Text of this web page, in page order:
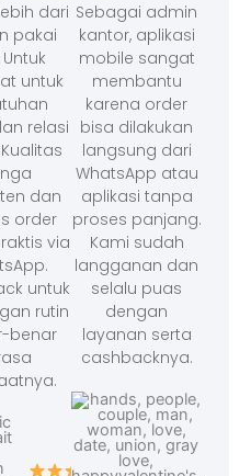
dari
pakai
untuk
relasi
dan
order
via
untuk
rutin
benar
Sebagai admin
kantor, aplikasi
mobile sangat
membantu
karena order
bisa dilakukan
langsung dari
WhatsApp atau
aplikasi tanpa
proses panjang.
Kami sudah
langganan dan
selalu puas
dengan
layanan serta
cashbacknya.